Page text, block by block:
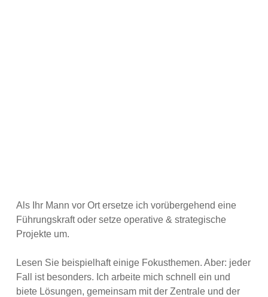
Als Ihr Mann vor Ort ersetze ich vorübergehend eine
Führungskraft oder setze operative & strategische
Projekte um.
Lesen Sie beispielhaft einige Fokusthemen. Aber: jeder
Fall ist besonders. Ich arbeite mich schnell ein und
biete Lösungen, gemeinsam mit der Zentrale und der